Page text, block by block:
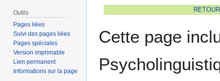
Cette page
Outils
Pages liées
Suivi des pages liées
Pages spéciales
Version imprimable
Lien permanent
Informations sur la page